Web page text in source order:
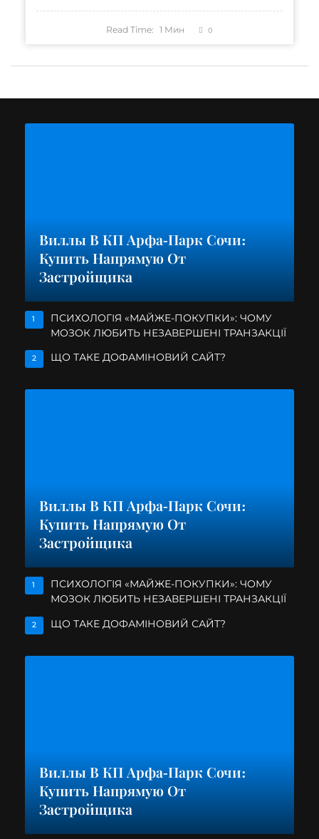
Read Time: 1 Мин 0
Виллы В КП Арфа-Парк Сочи:
Купить Напрямую От
Застройщика
1
ПСИХОЛОГІЯ «МАЙЖЕ-ПОКУПКИ»: ЧОМУ
МОЗОК ЛЮБИТЬ НЕЗАВЕРШЕНІ ТРАНЗАКЦІЇ
2 ЩО ТАКЕ ДОФАМІНОВИЙ САЙТ?
Виллы В КП Арфа-Парк Сочи:
Купить Напрямую От
Застройщика
1
ПСИХОЛОГІЯ «МАЙЖЕ-ПОКУПКИ»: ЧОМУ
МОЗОК ЛЮБИТЬ НЕЗАВЕРШЕНІ ТРАНЗАКЦІЇ
2 ЩО ТАКЕ ДОФАМІНОВИЙ САЙТ?
Виллы В КП Арфа-Парк Сочи:
Купить Напрямую От
Застройщика